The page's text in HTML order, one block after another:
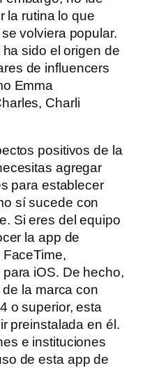
la rutina lo que
volviera popular.
sido el origen de
de influencers
Emma
Charli
positivos de la
agregar
para establecer
sí sucede con
Si eres del equipo
la app de
iOS. De hecho,
la marca con
o superior, esta
preinstalada en él.
e instituciones
de esta app de